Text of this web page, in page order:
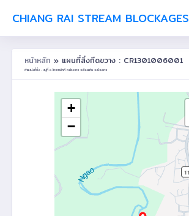
CHIANG RAI STREAM BLOCKAGES
หน้าหลัก » แผนที่สิ่งกีดขวาง : CR1301006001
ตำแหน่งที่ตั้ง : หมู่ที่ 6 ไทยสามัคคี ต.ม่วงยาย อ.เวียงแก่น จ.เชียงราย
+
−